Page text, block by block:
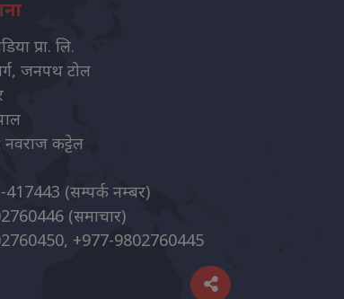
प्रा. लि.
जनपथ टोल
कट्टेल
417443 (सम्पर्क नम्बर)
(समाचार)
+977-9802760445